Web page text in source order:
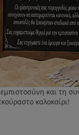
φίλτρο
για:
BGB21550,
BGL25MON1,
BGL2B110CH,
BGL2UA112,
και τη
καλοκαίρι!